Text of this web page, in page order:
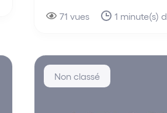
71 vues 1 minute(s)
Non classé